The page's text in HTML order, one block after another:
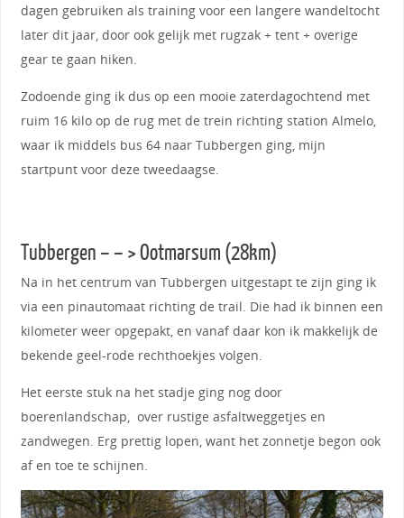
dagen gebruiken als training voor een langere wandeltocht
later dit jaar, door ook gelijk met rugzak + tent + overige
gear te gaan hiken.
Zodoende ging ik dus op een mooie zaterdagochtend met
ruim 16 kilo op de rug met de trein richting station Almelo,
waar ik middels bus 64 naar Tubbergen ging, mijn
startpunt voor deze tweedaagse.
Tubbergen – – > Ootmarsum (28km)
Na in het centrum van Tubbergen uitgestapt te zijn ging ik
via een pinautomaat richting de trail. Die had ik binnen een
kilometer weer opgepakt, en vanaf daar kon ik makkelijk de
bekende geel-rode rechthoekjes volgen.
Het eerste stuk na het stadje ging nog door
boerenlandschap, over rustige asfaltweggetjes en
zandwegen. Erg prettig lopen, want het zonnetje begon ook
af en toe te schijnen.